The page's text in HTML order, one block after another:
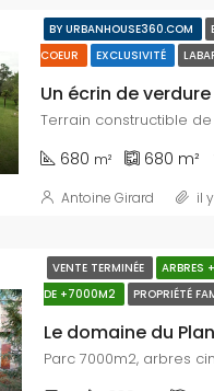
BY URBANHOUSE360.COM
COEUR
EXCLUSIVITÉ
Un écrin de verdure
Terrain constructible
680 m² 680 m²
Antoine Girard il
VENTE TERMINÉE ARBRES
DE +7000M2
PROPRIÉTÉ
Le domaine du
Parc 7000m2, arbres